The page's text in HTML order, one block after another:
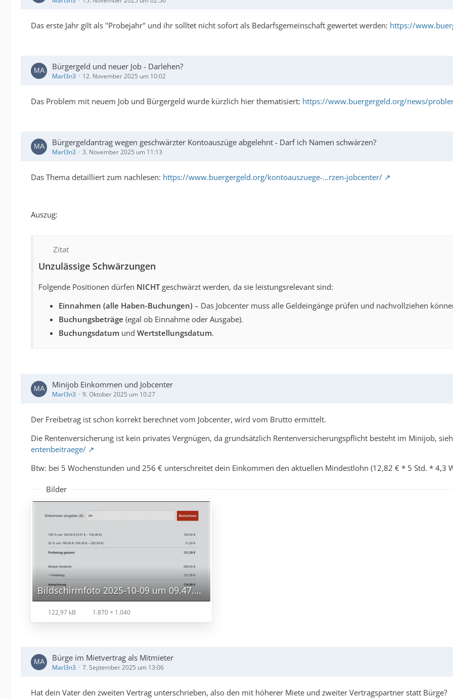
Das erste Jahr gilt als "Probejahr" und ihr solltet nicht sofort als Bedarfsgemeinschaft gewertet werden: https://
Bürgergeld und neuer Job - Darlehen?
Marl3n3 12. November 2025 um 10:02
Das Problem mit neuem Job und Bürgergeld wurde kürzlich hier thematisiert: https://www.buergergeld.org/news/
Bürgergeldantrag wegen geschwärzter Kontoauszüge abgelehnt - Darf ich Namen schwärzen?
Marl3n3 3. November 2025 um 11:13
Das Thema detailliert zum nachlesen: https://www.buergergeld.org/kontoauszuege-…rzen-jobcenter/
Auszug:
Zitat
Unzulässige Schwärzungen
Folgende Positionen dürfen NICHTgeschwärzt werden, da sie leistungsrelevant sind:
Einnahmen (alle Haben-Buchungen) – Das Jobcenter muss alle Geldeingänge prüfen und nachvollziehen
Buchungsbeträge (egal ob Einnahme oder Ausgabe).
Buchungsdatum und Wertstellungsdatum.
Minijob Einkommen und Jobcenter
Marl3n3 9. Oktober 2025 um 10:27
Der Freibetrag ist schon korrekt berechnet vom Jobcenter, wird vom Brutto ermittelt.
Die Rentenversicherung ist kein privates Vergnügen, da grundsätzlich Rentenversicherungspflicht besteht im Minijob,
entenbeitraege/
Btw: bei 5 Wochenstunden und 256 € unterschreitet dein Einkommen den aktuellen Mindestlohn (12,82 € * 5 Std. * 4,3
Bilder
Bildschirmfoto 2025-10-09 um 09.47.18.png
122,97 kB 1.870 × 1.040
Bürge im Mietvertrag als Mitmieter
Marl3n3 7. September 2025 um 13:06
Hat dein Vater den zweiten Vertrag unterschrieben, also den mit höherer Miete und zweiter Vertragspartner statt Bürge?